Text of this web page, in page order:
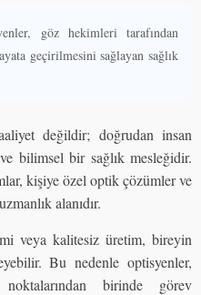
göz hekimleri tarafından
geçirilmesini sağlayan sağlık
değildir; doğrudan insan
bilimsel bir sağlık mesleğidir.
kişiye özel optik çözümler ve
alanıdır.
veya kalitesiz üretim, bireyin
Bu nedenle optisyenler,
birinde görev